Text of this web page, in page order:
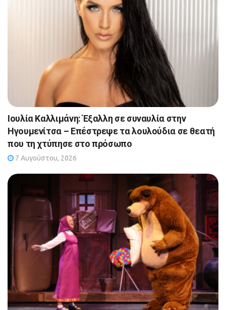
Ιουλία Καλλιμάνη: Έξαλλη σε συναυλία στην
Ηγουμενίτσα – Επέστρεψε τα λουλούδια σε θεατή
που τη χτύπησε στο πρόσωπο
7 Αυγούστου, 2026